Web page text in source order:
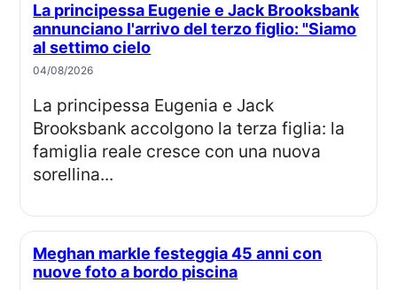
La principessa Eugenie e Jack Brooksbank
annunciano l'arrivo del terzo figlio: "Siamo
al settimo cielo
04/08/2026
La principessa Eugenia e Jack
Brooksbank accolgono la terza figlia: la
famiglia reale cresce con una nuova
sorellina...
Meghan markle festeggia 45 anni con
nuove foto a bordo piscina